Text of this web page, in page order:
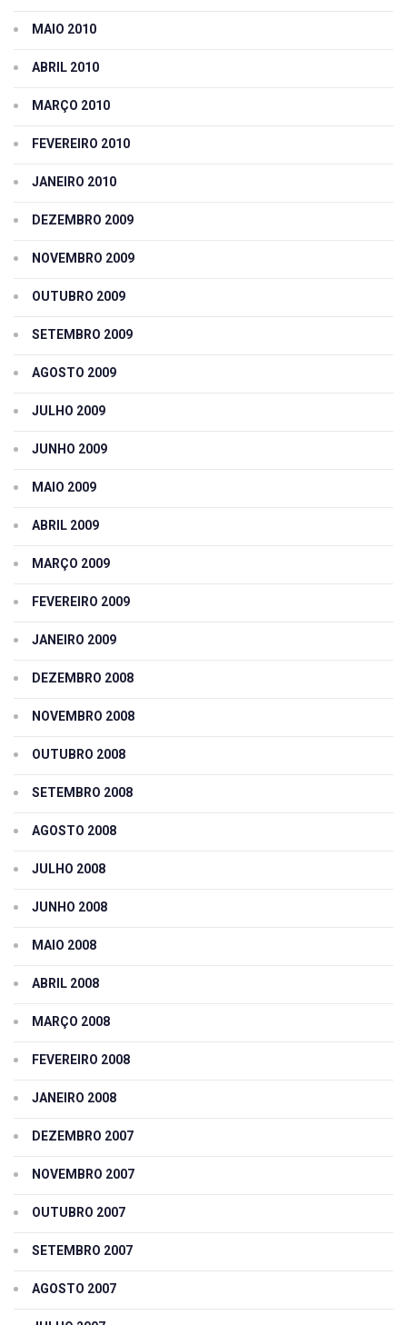
MAIO 2010
ABRIL 2010
MARÇO 2010
FEVEREIRO 2010
JANEIRO 2010
DEZEMBRO 2009
NOVEMBRO 2009
OUTUBRO 2009
SETEMBRO 2009
AGOSTO 2009
JULHO 2009
JUNHO 2009
MAIO 2009
ABRIL 2009
MARÇO 2009
FEVEREIRO 2009
JANEIRO 2009
DEZEMBRO 2008
NOVEMBRO 2008
OUTUBRO 2008
SETEMBRO 2008
AGOSTO 2008
JULHO 2008
JUNHO 2008
MAIO 2008
ABRIL 2008
MARÇO 2008
FEVEREIRO 2008
JANEIRO 2008
DEZEMBRO 2007
NOVEMBRO 2007
OUTUBRO 2007
SETEMBRO 2007
AGOSTO 2007